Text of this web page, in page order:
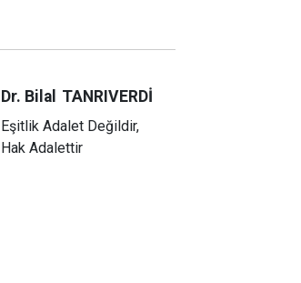
Dr. Bilal TANRIVERDİ
Eşitlik Adalet Değildir,
Hak Adalettir